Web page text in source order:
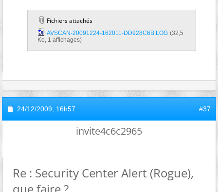
Fichiers attachés
AVSCAN-20091224-162011-DD928C6B.LOG‎
Ko, 1 affichages)
24/12/2009, 16h57 #37
invite4c6c2965
Re : Security Center Alert (Rogue),